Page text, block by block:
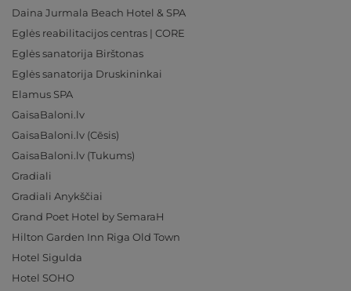
Daina Jurmala Beach Hotel & SPA
Eglės reabilitacijos centras | CORE
Eglės sanatorija Birštonas
Eglės sanatorija Druskininkai
Elamus SPA
GaisaBaloni.lv
GaisaBaloni.lv (Cēsis)
GaisaBaloni.lv (Tukums)
Gradiali
Gradiali Anykščiai
Grand Poet Hotel by SemaraH
Hilton Garden Inn Riga Old Town
Hotel Sigulda
Hotel SOHO